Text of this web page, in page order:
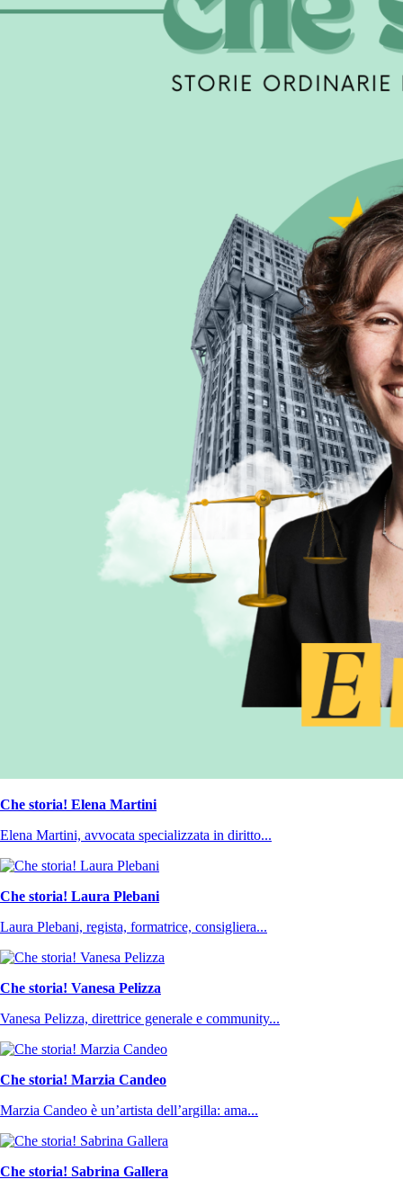
Che storia! Elena Martini
Elena Martini, avvocata specializzata in diritto...
Che storia! Laura Plebani
Laura Plebani, regista, formatrice, consigliera...
Che storia! Vanesa Pelizza
Vanesa Pelizza, direttrice generale e community...
Che storia! Marzia Candeo
Marzia Candeo è un’artista dell’argilla: ama...
Che storia! Sabrina Gallera